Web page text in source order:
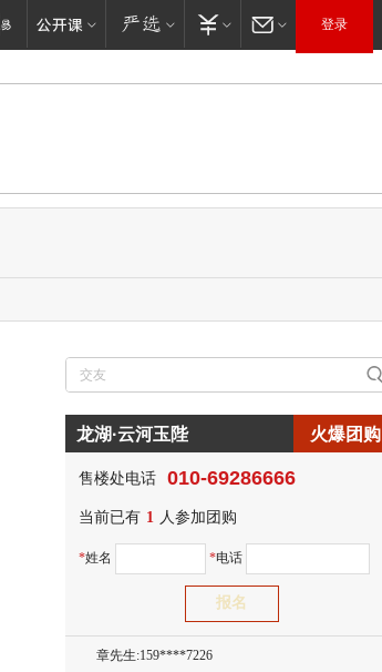
登录
龙湖·云河玉陛 火爆团购
售楼处电话 010-69286666
当前已有 1 人参加团购
*姓名 *电话
胡先生:150****0731
邓先生:138****8083
蒋女士:186****7681
陈先生:159****3332
周先生:138****8967